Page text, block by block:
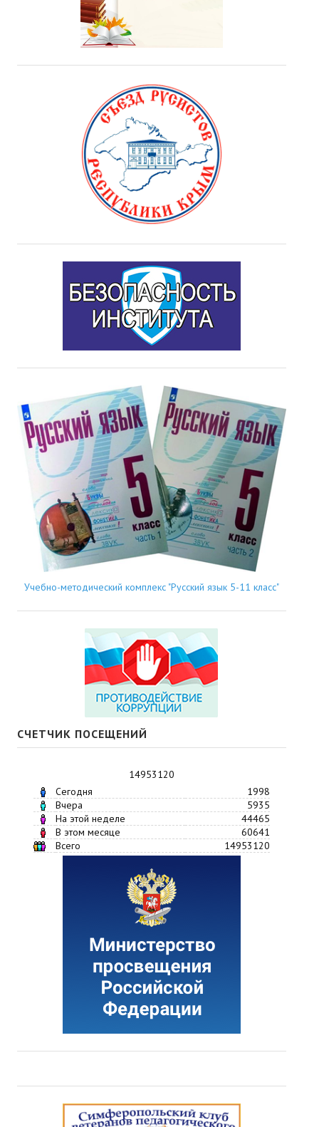
Учебно-методический комплекс "Русский язык 5-11 класс"
СЧЕТЧИК ПОСЕЩЕНИЙ
14953120
Сегодня
1998
Вчера
5935
На этой неделе
44465
В этом месяце
60641
Всего
14953120